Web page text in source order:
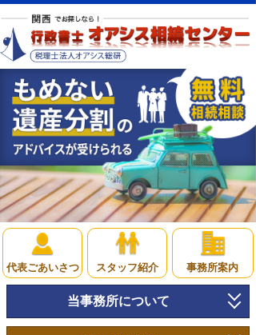
代表ごあいさつ スタッフ紹介 事務所案内
当事務所について